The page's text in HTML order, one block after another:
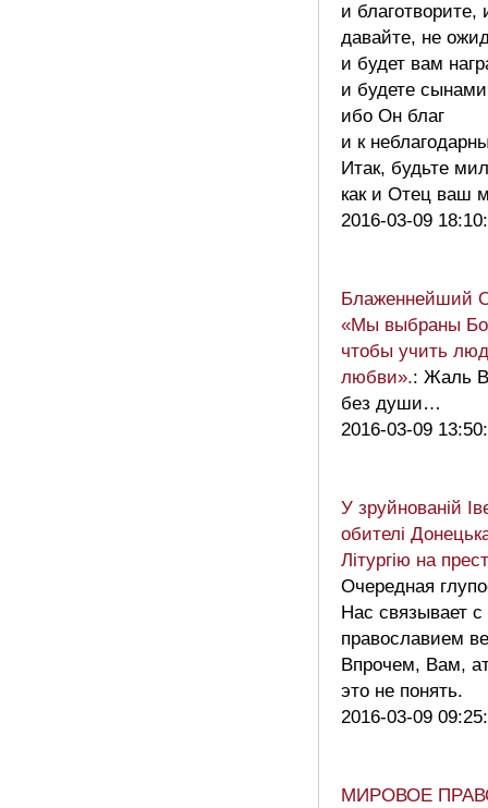
и
давайте, не
и будет вам
и будете
ибо Он благ
и к
Итак, будьте
как и Отец ваш
2016-03-09
Блаженнейший
«Мы выбраны
чтобы учить
любви».: Жаль
без души…
2016-03-09
У зруйнованій
обителі
Літургію на
Очередная
Нас связывает
православием
Впрочем, Вам,
это не понять.
2016-03-09
МИРОВОЕ